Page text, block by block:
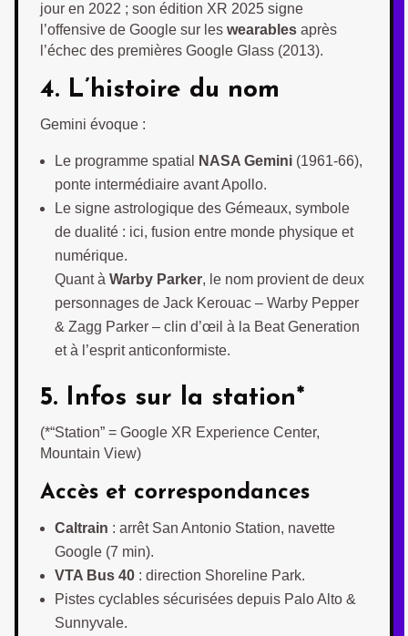
jour en 2022 ; son édition XR 2025 signe
l’offensive de Google sur les wearables après
l’échec des premières Google Glass (2013).
4. L’histoire du nom
Gemini évoque :
Le programme spatial NASA Gemini (1961-66),
ponte intermédiaire avant Apollo.
Le signe astrologique des Gémeaux, symbole
de dualité : ici, fusion entre monde physique et
numérique.
Quant à Warby Parker, le nom provient de deux
personnages de Jack Kerouac – Warby Pepper
& Zagg Parker – clin d’œil à la Beat Generation
et à l’esprit anticonformiste.
5. Infos sur la station*
(*“Station” = Google XR Experience Center,
Mountain View)
Accès et correspondances
Caltrain : arrêt San Antonio Station, navette
Google (7 min).
VTA Bus 40 : direction Shoreline Park.
Pistes cyclables sécurisées depuis Palo Alto &
Sunnyvale.